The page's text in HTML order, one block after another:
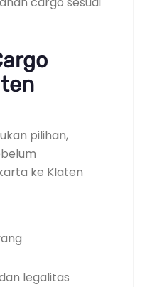
pilihan,
ke Klaten
legalitas